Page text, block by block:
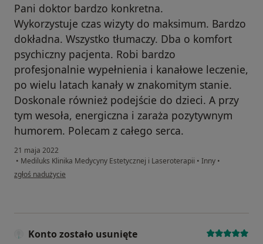
Pani doktor bardzo konkretna.
Wykorzystuje czas wizyty do maksimum. Bardzo
dokładna. Wszystko tłumaczy. Dba o komfort
psychiczny pacjenta. Robi bardzo
profesjonalnie wypełnienia i kanałowe leczenie,
po wielu latach kanały w znakomitym stanie.
Doskonale również podejście do dzieci. A przy
tym wesoła, energiczna i zaraża pozytywnym
humorem. Polecam z całego serca.
21 maja 2022
• Mediluks Klinika Medycyny Estetycznej i Laseroterapii • Inny •
w opinii użytkownika MKN
zgłoś nadużycie
Konto zostało usunięte